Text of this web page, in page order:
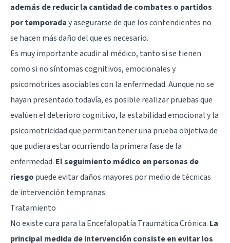
además de reducir la cantidad de combates o partidos
por temporaday asegurarse de que los contendientes no
se hacen más daño del que es necesario.
Es muy importante acudir al médico, tanto si se tienen
como si no síntomas cognitivos, emocionales y
psicomotrices asociables con la enfermedad. Aunque no se
hayan presentado todavía, es posible realizar pruebas que
evalúen el deterioro cognitivo, la estabilidad emocional y la
psicomotricidad que permitan tener una prueba objetiva de
que pudiera estar ocurriendo la primera fase de la
enfermedad. El seguimiento médico en personas de
riesgo puede evitar daños mayores por medio de técnicas
de intervención tempranas.
Tratamiento
No existe cura para la Encefalopatía Traumática Crónica. La
principal medida de intervención consiste en evitar los